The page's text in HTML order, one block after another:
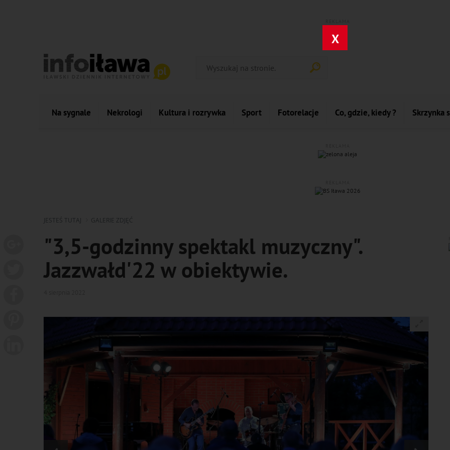
X
Na sygnale Nekrologi Kultura i rozrywka Sport Fotorelacje Co, gdzie, kiedy ? Skrzynka
JESTEŚ TUTAJ GALERIE ZDJĘĆ
"3,5-godzinny spektakl muzyczny".
Jazzwałd'22 w obiektywie.